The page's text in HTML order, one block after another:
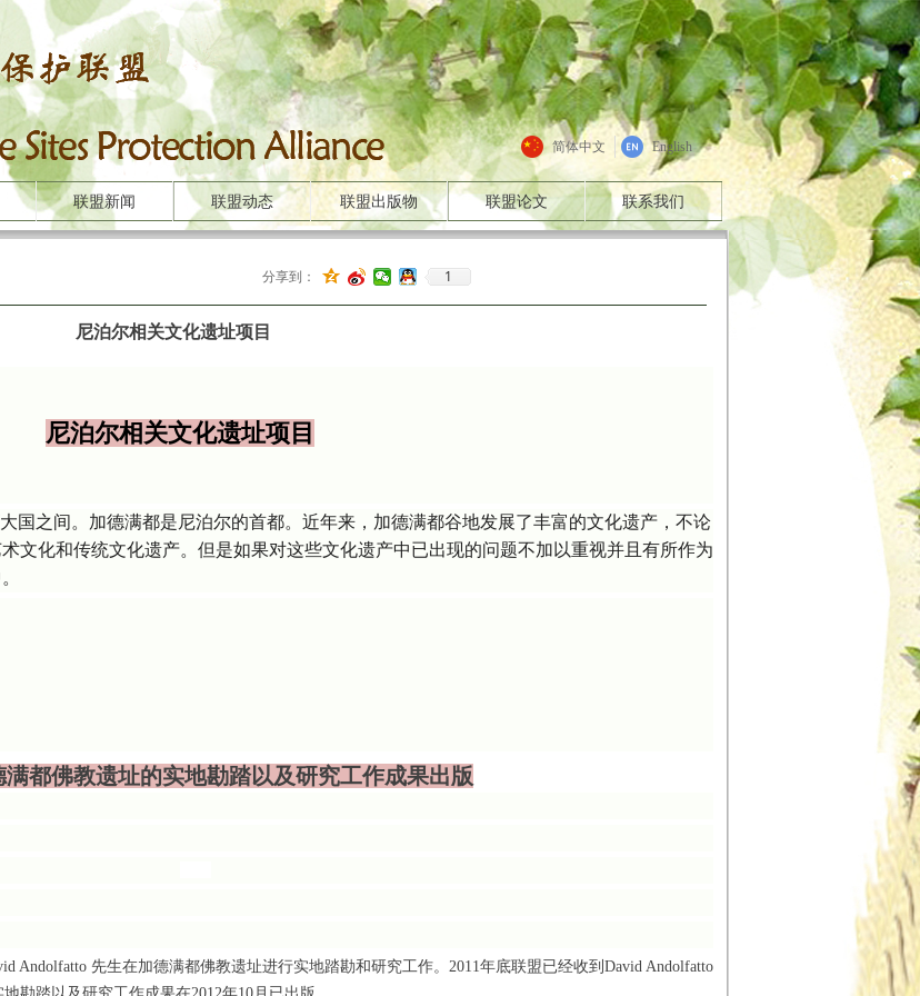
简体中文 English
联盟新闻 联盟动态 联盟出版物 联盟论文 联系我们
分享到： 1
尼泊尔相关文化遗址项目
尼泊尔相关文化遗址项目
国之间。加德满都是尼泊尔的首都。近年来，加德满都谷地发展了丰富的文化遗产，不论
文化和传统文化遗产。但是如果对这些文化遗产中已出现的问题不加以重视并且有所作为
满都佛教遗址的实地勘踏以及研究工作成果出版
Andolfatto 先生在加德满都佛教遗址进行实地踏勘和研究工作。2011年底联盟已经收到David Andolfatto